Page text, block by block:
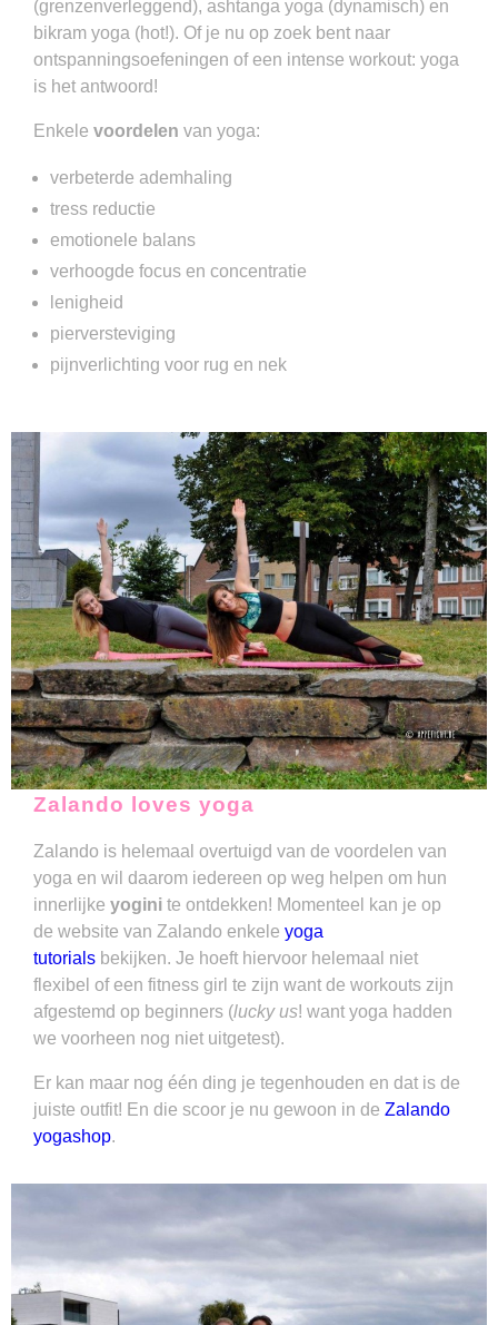
(grenzenverleggend), ashtanga yoga (dynamisch) en
bikram yoga (hot!). Of je nu op zoek bent naar
ontspanningsoefeningen of een intense workout: yoga
is het antwoord!
Enkele voordelen van yoga:
verbeterde ademhaling
tress reductie
emotionele balans
verhoogde focus en concentratie
lenigheid
pierversteviging
pijnverlichting voor rug en nek
Zalando loves yoga
Zalando is helemaal overtuigd van de voordelen van
yoga en wil daarom iedereen op weg helpen om hun
innerlijke yogini te ontdekken! Momenteel kan je op
de website van Zalando enkele yoga
tutorials bekijken. Je hoeft hiervoor helemaal niet
flexibel of een fitness girl te zijn want de workouts zijn
afgestemd op beginners (lucky us! want yoga hadden
we voorheen nog niet uitgetest).
Er kan maar nog één ding je tegenhouden en dat is de
juiste outfit! En die scoor je nu gewoon in de Zalando
yogashop.